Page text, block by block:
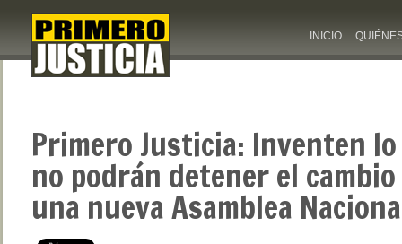
INICIO
Primero Justicia: Inventen
no podrán detener el
una nueva Asamblea